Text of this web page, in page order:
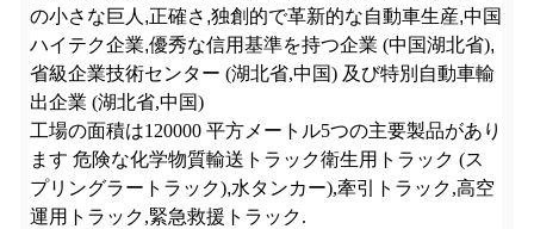
の小さな巨人 ,正確さ ,独創的で革新的な自動車生産,中国
ハイテク企業,優秀な信用基準を持つ企業 (中国湖北省),
省級企業技術センター (湖北省,中国) 及び特別自動車輸
出企業 (湖北省,中国)
工場の面積は120000 平方メートル5つの主要製品があり
ます 危険な化学物質輸送トラック衛生用トラック (ス
プリングラートラック),水タンカー),牽引トラック,高空
運用トラック,緊急救援トラック.